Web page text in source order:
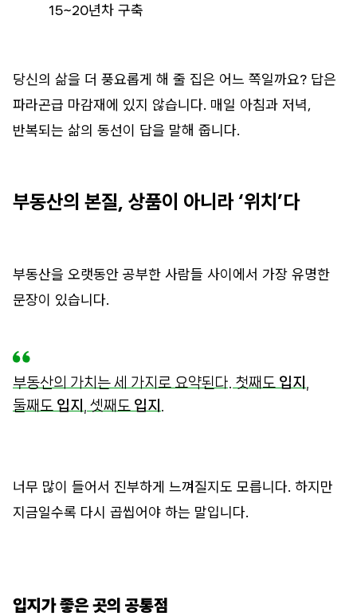
15~20년차 구축
당신의 삶을 더 풍요롭게 해 줄 집은 어느 쪽일까요? 답은
파라곤급 마감재에 있지 않습니다. 매일 아침과 저녁,
반복되는 삶의 동선이 답을 말해 줍니다.
부동산의 본질, 상품이 아니라 ‘위치’다
부동산을 오랫동안 공부한 사람들 사이에서 가장 유명한
문장이 있습니다.
부동산의 가치는 세 가지로 요약된다. 첫째도 입지
둘째도 입지 , 셋째도 입지
너무 많이 들어서 진부하게 느껴질지도 모릅니다. 하지만
지금일수록 다시 곱씹어야 하는 말입니다.
입지가 좋은 곳의 공통점